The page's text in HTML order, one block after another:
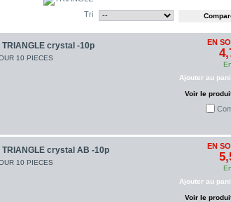
Tri
crystal -10p
10 PIECES
EN
Ajouter au
Voir le
crystal AB -10p
10 PIECES
EN
Ajouter au
Voir le